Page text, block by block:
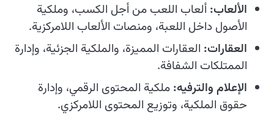
الألعاب: ألعاب اللعب من أجل الكسب، وملكية
الأصول داخل اللعبة، ومنصات الألعاب اللامركزية.
العقارات: العقارات المميزة، والملكية الجزئية، وإدارة
الممتلكات الشفافة.
الإعلام والترفيه: ملكية المحتوى الرقمي، وإدارة
حقوق الملكية، وتوزيع المحتوى اللامركزي.